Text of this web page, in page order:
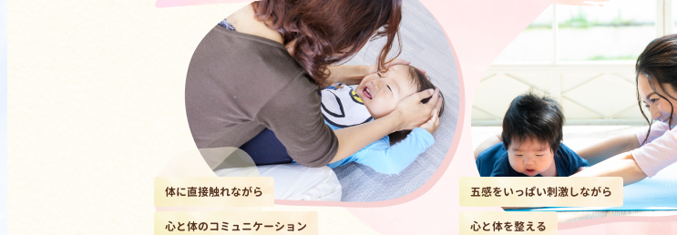
体に直接触れながら
心と体のコミュニケーション
五感をいっぱい刺激しながら
心と体を整える